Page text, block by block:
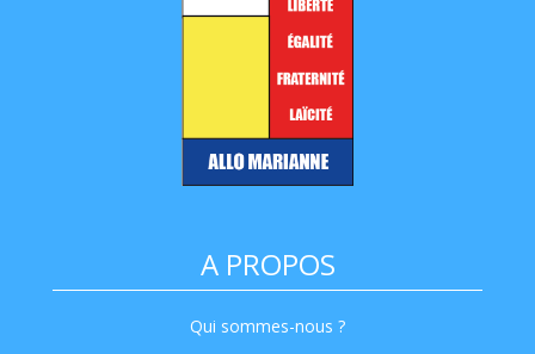
A PROPOS
Qui sommes-nous ?